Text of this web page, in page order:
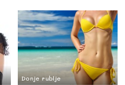
Donje rublje